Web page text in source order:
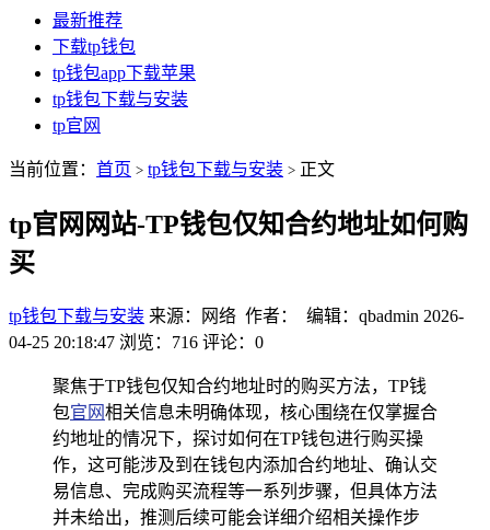
最新推荐
下载tp钱包
tp钱包app下载苹果
tp钱包下载与安装
tp官网
当前位置： 首页 > tp钱包下载与安装 > 正文
tp官网网站-TP钱包仅知合约地址如何购
买
tp钱包下载与安装 来源：网络 作者： 编辑：qbadmin 2026-
04-25 20:18:47 浏览：716 评论：0
聚焦于TP钱包仅知合约地址时的购买方法，TP钱
包官网相关信息未明确体现，核心围绕在仅掌握合
约地址的情况下，探讨如何在TP钱包进行购买操
作，这可能涉及到在钱包内添加合约地址、确认交
易信息、完成购买流程等一系列步骤，但具体方法
并未给出，推测后续可能会详细介绍相关操作步